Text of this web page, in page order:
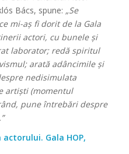
Bács, spune: „Se
mi-aș fi dorit de la Gala
actori, cu bunele și
laborator; redă spiritul
arată adâncimile și
nedisimulata
artiști (momentul
pune întrebări despre
Gala HOP,